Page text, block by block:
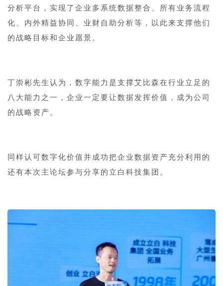
分析平台，实现了企业多系统数据整合、所有业务流程
化、内外精益协同、业财自助分析等，以此来支撑他们
的战略目标和企业愿景。
丁崇彬先生认为，数字能力是支撑艾比森在行业立足的
八大能力之一，企业一定要让数据发挥价值，成为公司
的战略资产。
同样认可数字化价值并成功把企业数据资产充分利用的
还有本次主论坛参与分享的立白科技集团。